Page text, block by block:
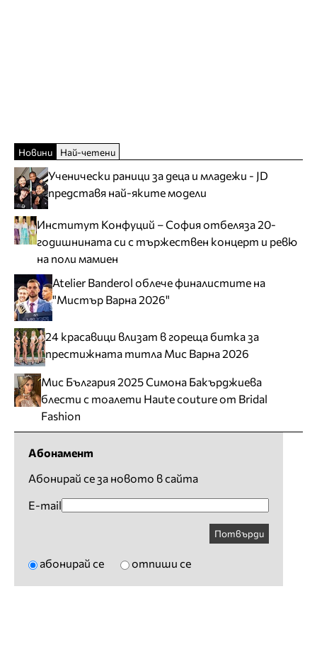
Новини Най-четени
Ученически раници за деца и младежи - JD
представя най-яките модели
Институт Конфуций – София отбеляза 20-
годишнината си с тържествен концерт и ревю
на поли мамиен
Atelier Banderol облече финалистите на
"Мистър Варна 2026"
24 красавици влизат в гореща битка за
престижната титла Мис Варна 2026
Мис България 2025 Симона Бакърджиева
блести с тоалети Haute couture от Bridal
Fashion
Абонамент
Абонирай се за новото в сайта
E-mail
Потвърди
абонирай се отпиши се